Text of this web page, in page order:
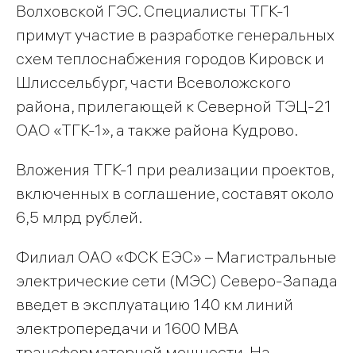
Волховской ГЭС. Специалисты ТГК-1
примут участие в разработке генеральных
схем теплоснабжения городов Кировск и
Шлиссельбург, части Всеволожского
района, прилегающей к Северной ТЭЦ-21
ОАО «ТГК-1», а также района Кудрово.
Вложения ТГК-1 при реализации проектов,
включенных в соглашение, составят около
6,5 млрд рублей.
Филиал ОАО «ФСК ЕЭС» – Магистральные
электрические сети (МЭС) Северо-Запада
введет в эксплуатацию 140 км линий
электропередачи и 1600 МВА